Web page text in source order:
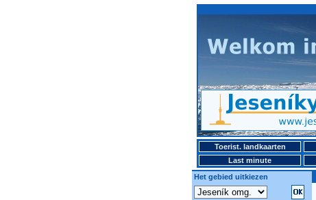
Toerist. landkaarten
Last minute
Het gebied uitkiezen